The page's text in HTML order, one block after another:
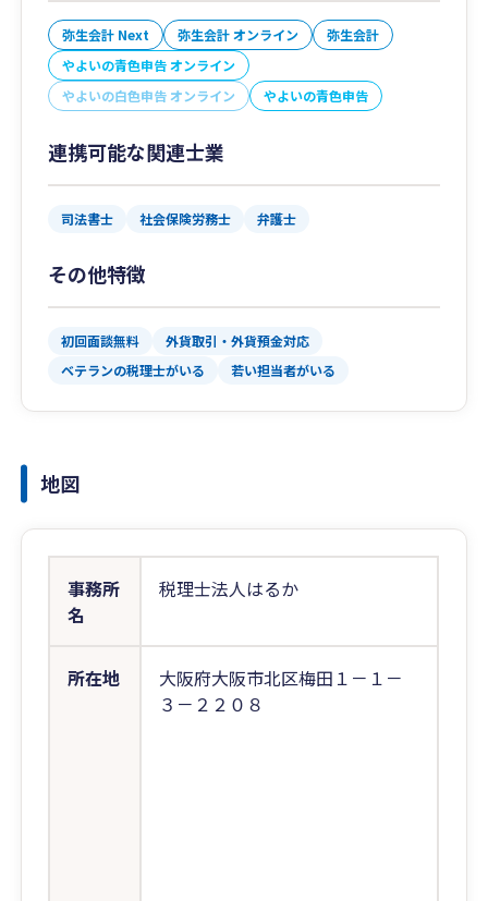
弥生会計 Next 弥生会計 オンライン
弥生会計
やよいの青色申告 オンライン
やよいの白色申告 オンライン
やよいの青色申告
連携可能な関連士業
司法書士 社会保険労務士 弁護士
その他特徴
初回面談無料
外貨取引・外貨預金対応
ベテランの税理士がいる
若い担当者がいる
地図
事務所
名
税理士法人はるか
所在地
大阪府大阪市北区梅田１－１－
３－２２０８